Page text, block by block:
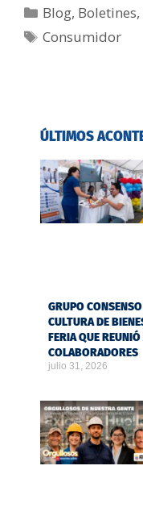
Blog, Boletines,
Consumidor
ÚLTIMOS
GRUPO
CULTURA DE
FERIA QUE
COLABORADORES
julio 31, 2026